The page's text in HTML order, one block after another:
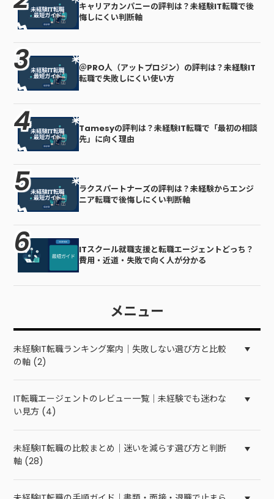
キャリアカンパニーの評判は？未経験IT転職で後
悔しにくい判断軸
＠PRO人（アットプロジン）の評判は？未経験IT
転職で失敗しにくい使い方
Tamesyの評判は？未経験IT転職で「最初の相談
先」に向く理由
ラクスパートナーズの評判は？未経験からエンジ
ニア転職で後悔しにくい判断軸
ITスクール就職支援と転職エージェントどっち？
費用・近道・失敗で向く人が分かる
メニュー
未経験IT転職ランキング案内｜失敗しない選び方と比較
の軸 (2)
IT転職エージェントのレビュー一覧｜未経験でも迷わな
い見方 (4)
未経験IT転職の比較まとめ｜迷いを減らす選び方と判断
軸 (28)